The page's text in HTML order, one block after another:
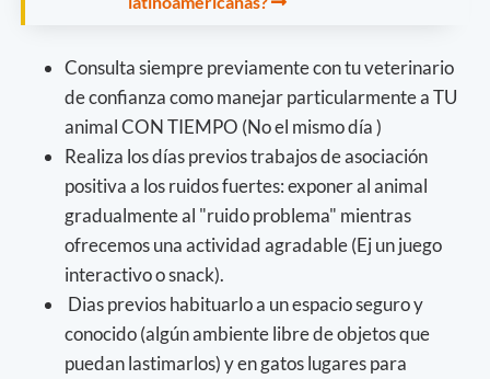
Consulta siempre previamente con tu veterinario
de confianza como manejar particularmente a TU
animal CON TIEMPO (No el mismo día )
Realiza los días previos trabajos de asociación
positiva a los ruidos fuertes: exponer al animal
gradualmente al "ruido problema" mientras
ofrecemos una actividad agradable (Ej un juego
interactivo o snack).
Dias previos habituarlo a un espacio seguro y
conocido (algún ambiente libre de objetos que
puedan lastimarlos) y en gatos lugares para